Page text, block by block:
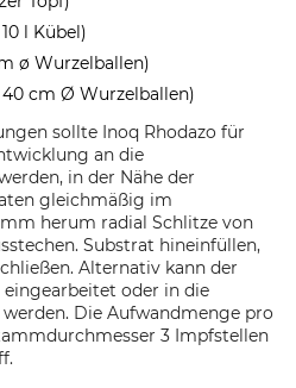
l Kübel)
ø Wurzelballen)
40 cm Ø Wurzelballen)
sollte Inoq Rhodazo für
an die
in der Nähe der
gleichmäßig im
herum radial Schlitze von
Substrat hineinfüllen,
Alternativ kann der
oder in die
Die Aufwandmenge pro
3 Impfstellen